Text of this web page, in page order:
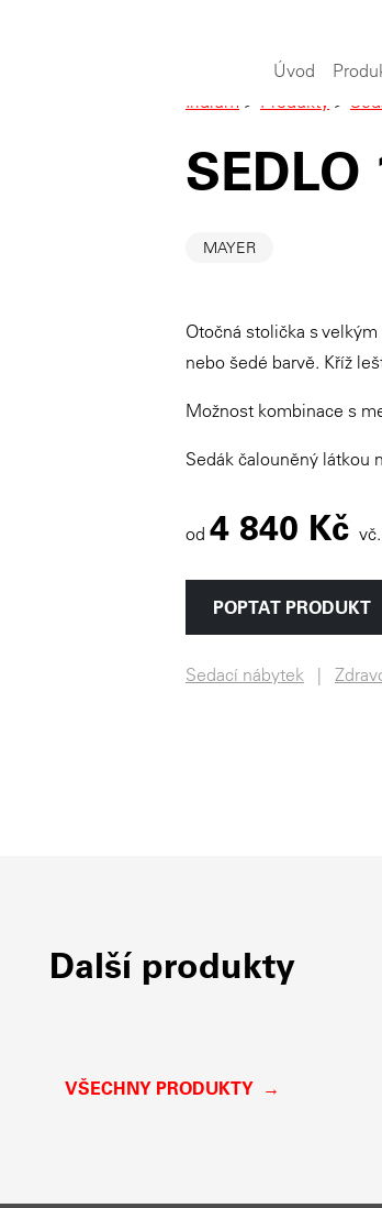
Úvod
Iridium > Produkty >
SEDLO
MAYER
Otočná stolička s
nebo šedé barvě. Kříž
Možnost kombinace s
Sedák čalouněný látkou
od 4 840 Kč
POPTAT PRODUKT
Sedací nábytek
Další produkty
VŠECHNY PRODUKTY